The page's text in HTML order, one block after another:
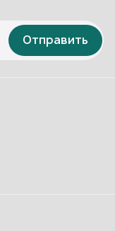
Отправить